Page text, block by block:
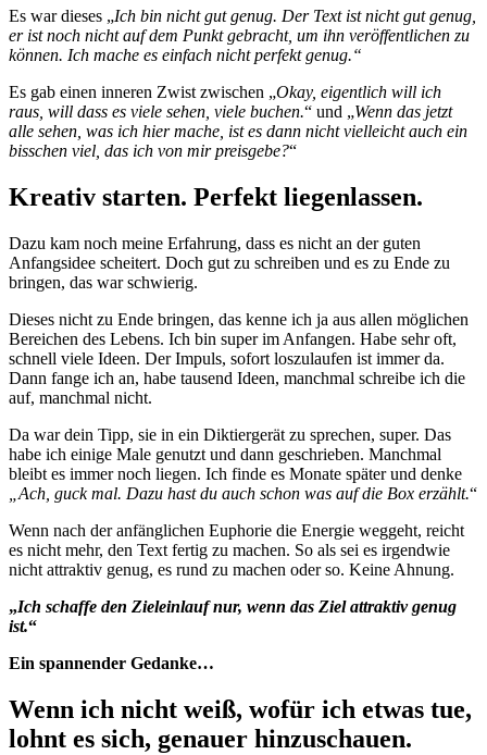
Es war dieses „Ich bin nicht gut genug. Der Text ist nicht gut genug,
er ist noch nicht auf dem Punkt gebracht, um ihn veröffentlichen zu
können. Ich mache es einfach nicht perfekt genug.“
Es gab einen inneren Zwist zwischen „Okay, eigentlich will ich
raus, will dass es viele sehen, viele buchen.“ und „Wenn das jetzt
alle sehen, was ich hier mache, ist es dann nicht vielleicht auch ein
bisschen viel, das ich von mir preisgebe?“
Kreativ starten. Perfekt liegenlassen.
Dazu kam noch meine Erfahrung, dass es nicht an der guten
Anfangsidee scheitert. Doch gut zu schreiben und es zu Ende zu
bringen, das war schwierig.
Dieses nicht zu Ende bringen, das kenne ich ja aus allen möglichen
Bereichen des Lebens. Ich bin super im Anfangen. Habe sehr oft,
schnell viele Ideen. Der Impuls, sofort loszulaufen ist immer da.
Dann fange ich an, habe tausend Ideen, manchmal schreibe ich die
auf, manchmal nicht.
Da war dein Tipp, sie in ein Diktiergerät zu sprechen, super. Das
habe ich einige Male genutzt und dann geschrieben. Manchmal
bleibt es immer noch liegen. Ich finde es Monate später und denke
„Ach, guck mal. Dazu hast du auch schon was auf die Box erzählt.“
Wenn nach der anfänglichen Euphorie die Energie weggeht, reicht
es nicht mehr, den Text fertig zu machen. So als sei es irgendwie
nicht attraktiv genug, es rund zu machen oder so. Keine Ahnung.
„Ich schaffe den Zieleinlauf nur, wenn das Ziel attraktiv genug
ist.“
Ein spannender Gedanke…
Wenn ich nicht weiß, wofür ich etwas tue,
lohnt es sich, genauer hinzuschauen.